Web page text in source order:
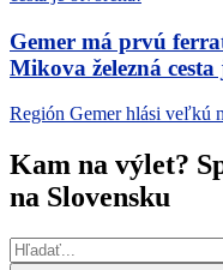
Gemer má prvú
Mikova železná
Región Gemer hlási veľkú
Kam na výlet?
na Slovensku